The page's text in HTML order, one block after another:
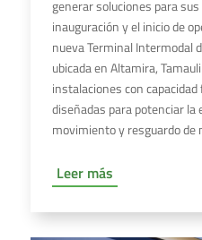
generar soluciones para
inauguración y el inicio de
nueva Terminal Intermodal
ubicada en Altamira,
instalaciones con
diseñadas para potenciar la
movimiento y resguardo de
Leer más